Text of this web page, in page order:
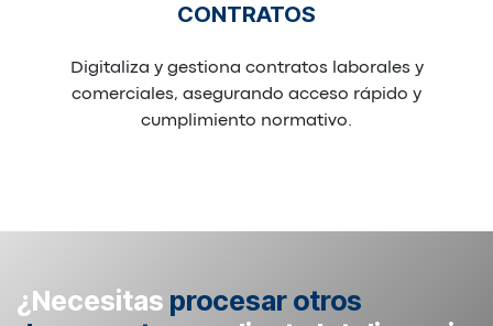
CONTRATOS
Digitaliza y gestiona contratos laborales y
comerciales, asegurando acceso rápido y
cumplimiento normativo.
¿Necesitas procesar otros